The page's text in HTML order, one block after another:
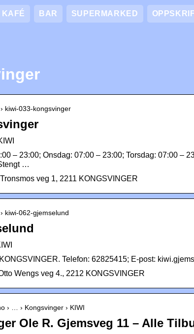
KAFÉ BAR SUPERMARKED
kiwi-033-kongsvinger
– 23:00; Onsdag: 07:00 – 23:00; Torsdag: 07:00 –
…
veg 1, 2211 KONGSVINGER
kiwi-062-gjemselund
Telefon: 62825415; E-post:
Wengs veg 4., 2212 KONGSVINGER
› … › Kongsvinger › KIWI
Ole R. Gjemsveg 11 – Alle